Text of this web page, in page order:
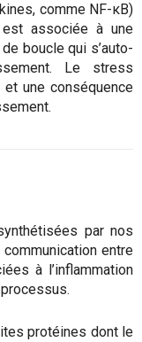
comme NF-κB)
est associée à une
boucle qui s’auto-
Le stress
une conséquence
par nos
entre
à l’inflammation
protéines dont le